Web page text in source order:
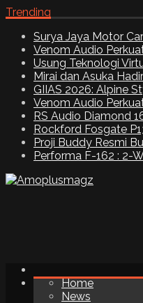
Trending
Surya Jaya Motor
Venom Audio
Usung Teknologi
Mirai dan Asuka
GIIAS 2026: Alpine
Venom Audio
RS Audio Diamond
Rockford Fosgate
Proji Buddy Resmi
Performa F-162 : 2-
Home
News